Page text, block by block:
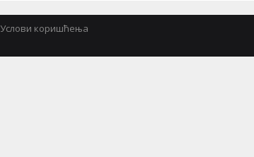
Услови коришћења